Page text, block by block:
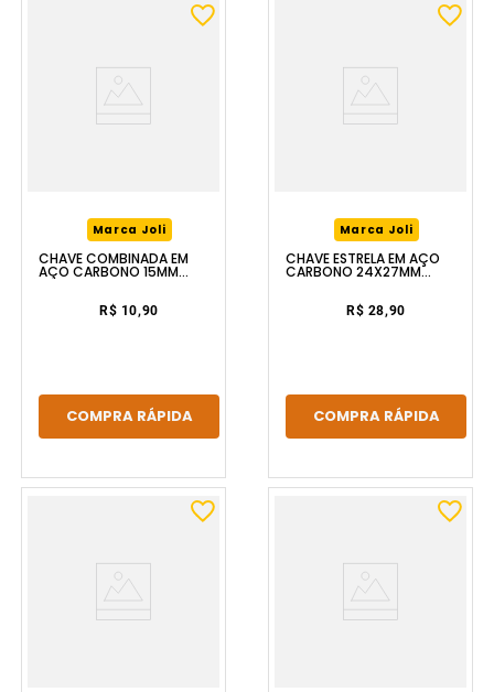
Marca Joli
CHAVE COMBINADA EM
AÇO CARBONO 15MM
FERRAPLUS
R$ 10,90
COMPRA RÁPIDA
Marca Joli
CHAVE ESTRELA EM AÇO
CARBONO 24X27MM
R$ 28,90
COMPRA RÁPIDA